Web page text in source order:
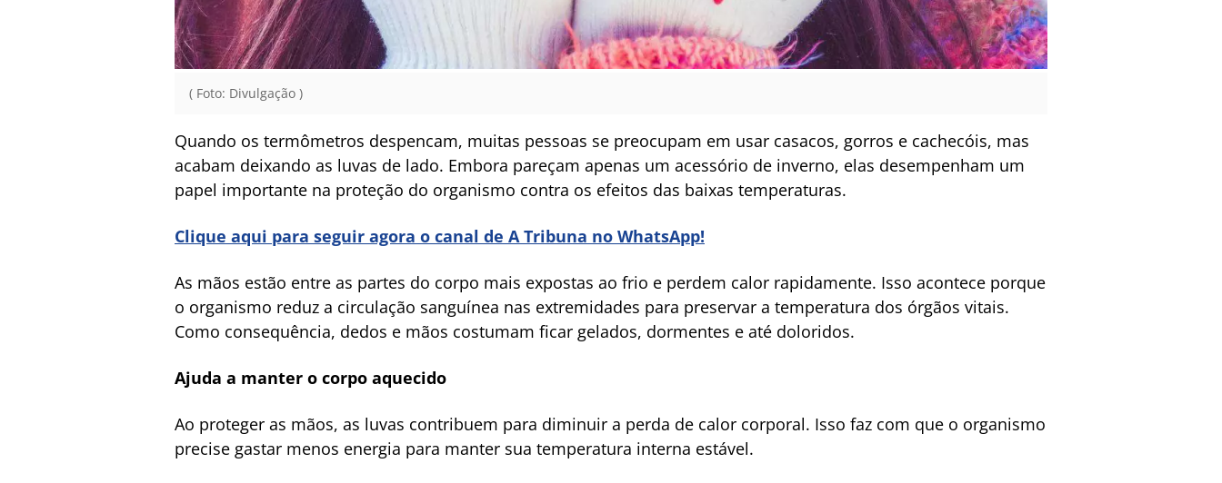
( Foto: Divulgação )
Quando os termômetros despencam, muitas pessoas se preocupam em usar casacos, gorros e cachecóis, mas
acabam deixando as luvas de lado. Embora pareçam apenas um acessório de inverno, elas desempenham um
papel importante na proteção do organismo contra os efeitos das baixas temperaturas.
Clique aqui para seguir agora o canal de A Tribuna no WhatsApp!
As mãos estão entre as partes do corpo mais expostas ao frio e perdem calor rapidamente. Isso acontece porque
o organismo reduz a circulação sanguínea nas extremidades para preservar a temperatura dos órgãos vitais.
Como consequência, dedos e mãos costumam ficar gelados, dormentes e até doloridos.
Ajuda a manter o corpo aquecido
Ao proteger as mãos, as luvas contribuem para diminuir a perda de calor corporal. Isso faz com que o organismo
precise gastar menos energia para manter sua temperatura interna estável.